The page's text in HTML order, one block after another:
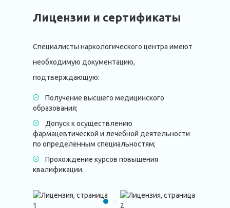
Лицензии и сертификаты
Специалисты наркологического центра имеют
необходимую документацию,
подтверждающую:
Получение высшего медицинского
образования;
Допуск к осуществлению
фармацевтической и лечебной деятельности
по определенным специальностям;
Прохождение курсов повышения
квалификации.